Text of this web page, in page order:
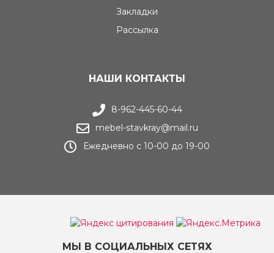
Закладки
Рассылка
НАШИ КОНТАКТЫ
8-962-445-60-44
mebel-stavkray@mail.ru
Ежедневно с 10-00 до 19-00
МЫ В СОЦИАЛЬНЫХ СЕТЯХ